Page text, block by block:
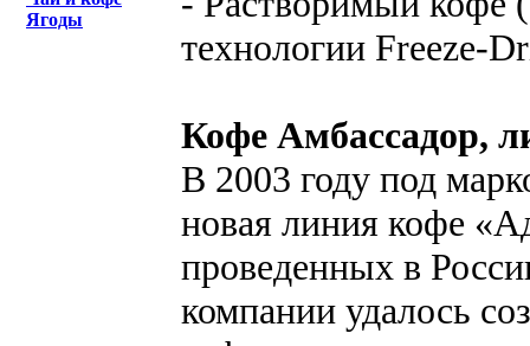
Ягоды
технологии Freeze-
Кофе Амбассадор,
В 2003 году под
новая линия кофе
проведенных в
компании удалось